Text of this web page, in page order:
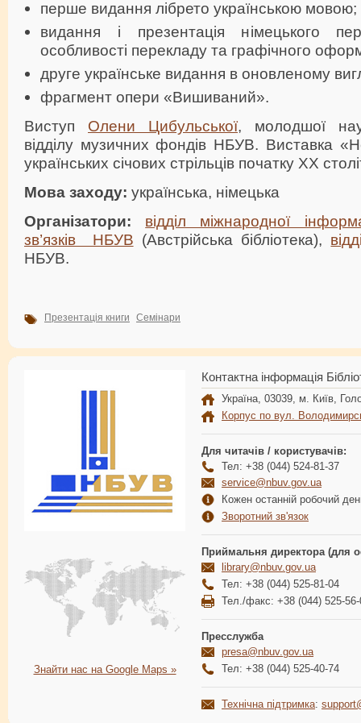
перше видання лібрето українською мовою;
видання і презентація німецького
особливості перекладу та графічного
друге українське видання в оновленому
фрагмент опери «Вишиваний».
Виступ
Олени Цибульської, молодшої
відділу музичних фондів НБУВ. Виставка
українських січових стрільців початку ХХ
Мова заходу: українська, німецька
Організатори:
відділ міжнародної
зв’язків НБУВ (Австрійська бібліотека),
НБУВ.
Презентація книги Семінари
Знайти нас на Google Maps »
Контактна інформація
Україна, 03039, м. Київ,
Корпус по вул.
Для читачів / користувачів:
Тел: +38 (044) 524-81-37
service@nbuv.gov.ua
Кожен останній робочий
Зворотний зв'язок
Приймальня директора (для
library@nbuv.gov.ua
Тел: +38 (044) 525-81-04
Тел./факс: +38 (044) 525-56-
Пресслужба
presa@nbuv.gov.ua
Тел: +38 (044) 525-40-74
Технічна підтримка: